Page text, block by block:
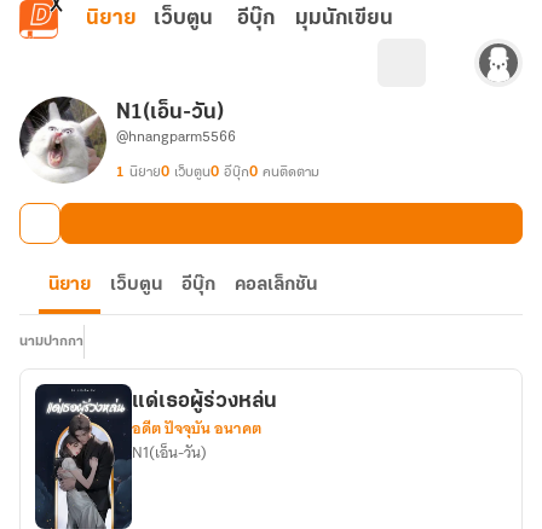
ข้ามไปยังเนื้อหาหลัก
นิยาย เว็บตูน อีบุ๊ก มุมนักเขียน
N1(เอ็น-วัน)
@hnangparm5566
1 นิยาย0 เว็บตูน0 อีบุ๊ก0 คนติดตาม
นิยาย เว็บตูน อีบุ๊ก คอลเล็กชัน
นามปากกา
แด่เธอผู้ร่วงหล่น
อดีต ปัจจุบัน อนาคต
N1(เอ็น-วัน)